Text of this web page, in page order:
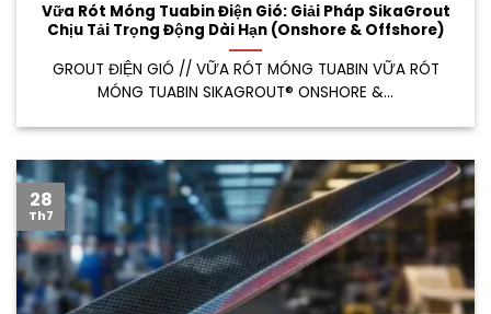
Vữa Rót Móng Tuabin Điện Gió: Giải Pháp SikaGrout
Chịu Tải Trọng Động Dài Hạn (Onshore & Offshore)
GROUT ĐIỆN GIÓ // VỮA RÓT MÓNG TUABIN VỮA RÓT
MÓNG TUABIN SIKAGROUT® ONSHORE &...
28
Th7